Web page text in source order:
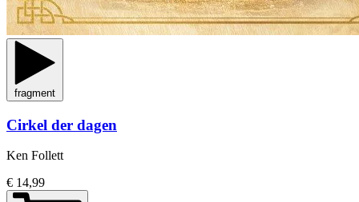
fragment
Cirkel der dagen
Ken Follett
€ 14,99